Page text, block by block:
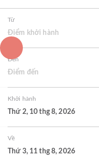
Từ
Điểm khởi hành
Đến
Điểm đến
Khởi hành
Thứ 2, 10 thg 8, 2026
Về
Thứ 3, 11 thg 8, 2026